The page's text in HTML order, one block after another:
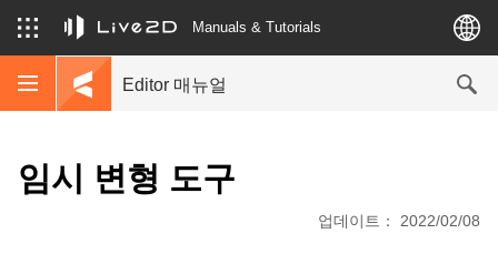
Manuals & Tutorials
Editor 매뉴얼
임시 변형 도구
업데이트： 2022/02/08